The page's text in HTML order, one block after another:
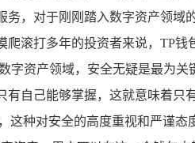
，对于刚刚踏入数字资产领
滚打多年的投资者来说，TP
资产领域，安全无疑是最为
自己能够掌握，这就意味着只
种对安全的高度重视和严谨